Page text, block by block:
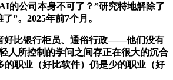
的公司本身不可了？”研究特地解除了
”。2025年前7个月。
好比银行柜员、通俗行政——他们没有
人所控制的学问之间存正在很大的沉合
职业（好比软件）仍是少的职业（好